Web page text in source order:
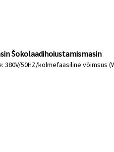
Šokolaadihoiustamismasin
50HZ/kolmefaasiline võimsus